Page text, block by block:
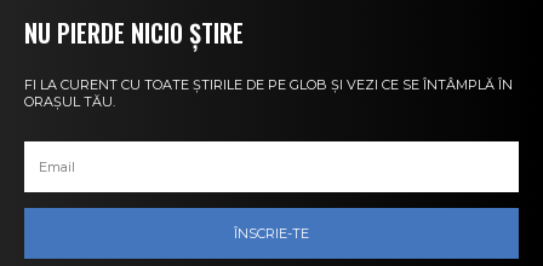
NU PIERDE NICIO ȘTIRE
FI LA CURENT CU TOATE ȘTIRILE DE PE GLOB ȘI VEZI CE SE ÎNTÂMPLĂ ÎN
ORAȘUL TĂU.
ÎNSCRIE-TE